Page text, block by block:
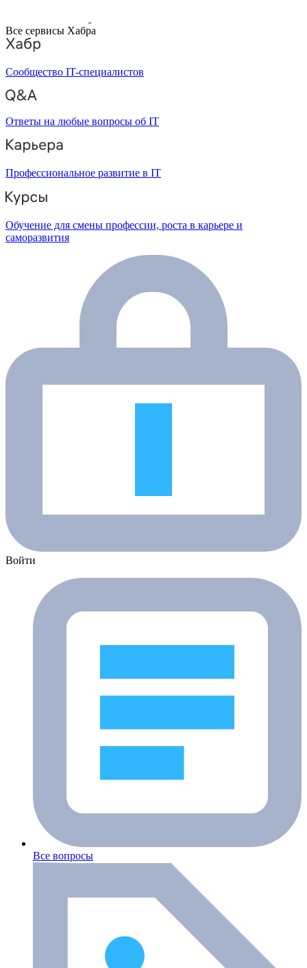
Все сервисы Хабра
Сообщество IT-специалистов
Ответы на любые вопросы об IT
Профессиональное развитие в IT
Обучение для смены профессии, роста в карьере и
саморазвития
Войти
Все вопросы